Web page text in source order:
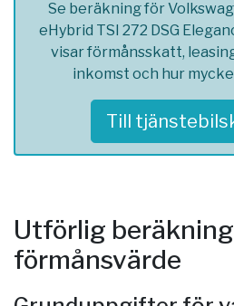
Se beräkning för
eHybrid TSI 272 DSG
visar förmånsskatt,
inkomst och hur
Till
Utförlig
förmånsvärde